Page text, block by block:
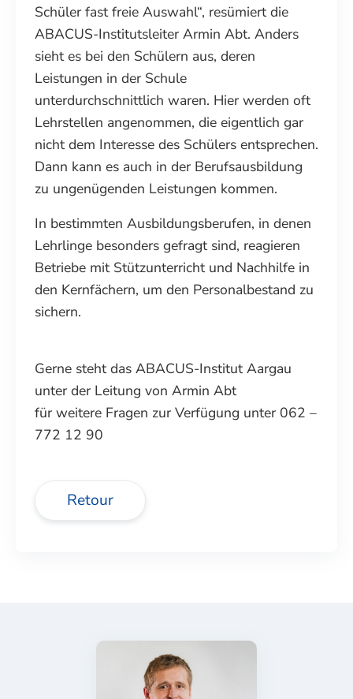
Schüler fast freie Auswahl“, resümiert die
ABACUS-Institutsleiter Armin Abt. Anders
sieht es bei den Schülern aus, deren
Leistungen in der Schule
unterdurchschnittlich waren. Hier werden oft
Lehrstellen angenommen, die eigentlich gar
nicht dem Interesse des Schülers entsprechen.
Dann kann es auch in der Berufsausbildung
zu ungenügenden Leistungen kommen.
In bestimmten Ausbildungsberufen, in denen
Lehrlinge besonders gefragt sind, reagieren
Betriebe mit Stützunterricht und Nachhilfe in
den Kernfächern, um den Personalbestand zu
sichern.
Gerne steht das ABACUS-Institut Aargau
unter der Leitung von Armin Abt
für weitere Fragen zur Verfügung unter 062 –
772 12 90
Retour